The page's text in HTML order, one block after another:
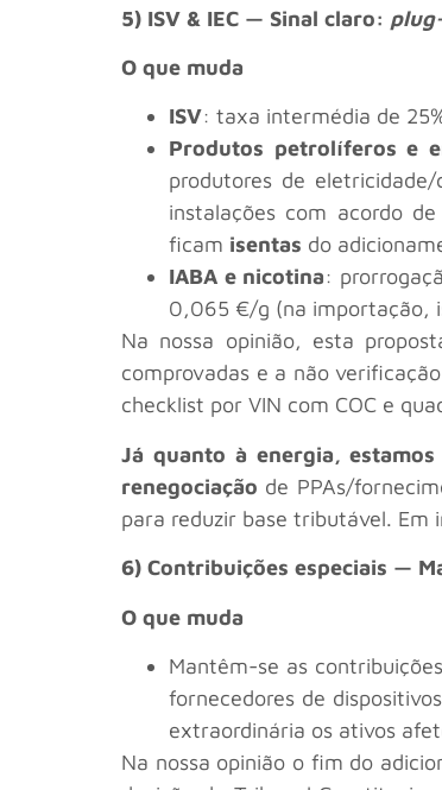
5) ISV & IEC — Sinal claro:
O que muda
ISV: taxa intermédia de
Produtos petrolíferos e
produtores de
instalações com acordo
ficam isentas do
IABA e nicotina:
0,065 €/g (na importação,
Na nossa opinião, esta
comprovadas e a não
checklist por VIN com COC e
Já quanto à energia,
renegociação de PPAs/
para reduzir base tributável.
6) Contribuições especiais —
O que muda
Mantêm-se as
fornecedores de
extraordinária os ativos
Na nossa opinião o fim do